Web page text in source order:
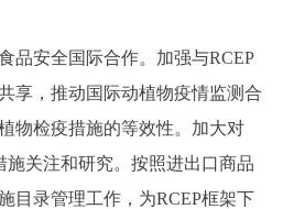
安全国际合作。加强与RCEP
享，推动国际动植物疫情监测合
物检疫措施的等效性。加大对
施关注和研究。按照进出口商品
目录管理工作，为RCEP框架下